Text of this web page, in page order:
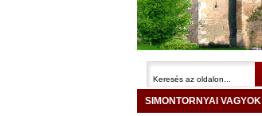
SIMONTORNYAI VAGYOK